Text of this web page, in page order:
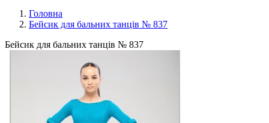
Головна
Бейсик для бальних танців № 837
Бейсик для бальних танців № 837